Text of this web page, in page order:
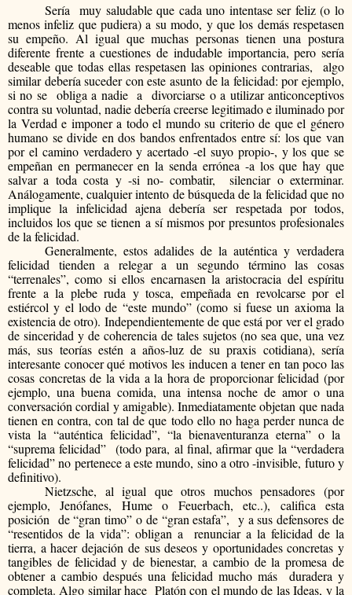
Sería
muy saludable que cada uno intentase ser feliz (o lo
menos infeliz que pudiera) a su modo, y que los demás respetasen
su empeño. Al igual que muchas personas tienen una postura
diferente frente a cuestiones de indudable importancia, pero sería
deseable que todas ellas respetasen las opiniones contrarias,
algo
similar debería suceder con este asunto de la felicidad: por ejemplo,
si no se obliga a nadie a
divorciarse o a utilizar anticonceptivos
contra su voluntad, nadie debería creerse legitimado e iluminado por
la Verdad e imponer a todo el mundo su criterio de que el género
humano se divide en dos bandos enfrentados entre sí: los que van
por el camino verdadero y acertado -el suyo propio-, y los que se
empeñan en permanecer en la senda errónea -a los que hay que
salvar a toda costa y -si no- combatir,
silenciar o exterminar.
Análogamente, cualquier intento de búsqueda de la felicidad que no
implique la infelicidad ajena debería ser respetada por todos,
incluidos los que se tienen a sí mismos por presuntos profesionales
de la felicidad.
Generalmente, estos adalides de la auténtica y verdadera
felicidad tienden a relegar a un segundo término las cosas
“terrenales”, como si ellos encarnasen la aristocracia del espíritu
frente a la plebe ruda y tosca, empeñada en revolcarse por el
estiércol y el lodo de “este mundo” (como si fuese un axioma la
existencia de otro). Independientemente de que está por ver el grado
de sinceridad y de coherencia de tales sujetos (no sea que, una vez
más, sus teorías estén a años-luz de su praxis cotidiana), sería
interesante conocer qué motivos les inducen a tener en tan poco las
cosas concretas de la vida a la hora de proporcionar felicidad (por
ejemplo, una buena comida, una intensa noche de amor o una
conversación cordial y amigable). Inmediatamente objetan que nada
tienen en contra, con tal de que todo ello no haga perder nunca de
vista la “auténtica felicidad”, “la bienaventuranza eterna” o la
“suprema felicidad” (todo para, al final, afirmar que la “verdadera
felicidad” no pertenece a este mundo, sino a otro -invisible, futuro y
definitivo).
Nietzsche, al igual que otros muchos pensadores (por
ejemplo, Jenófanes, Hume o Feuerbach, etc..), califica esta
posición de “gran timo” o de “gran estafa”, y a sus defensores de
“resentidos de la vida”: obligan a
renunciar a la felicidad de la
tierra, a hacer dejación de sus deseos y oportunidades concretas y
tangibles de felicidad y de bienestar, a cambio de la promesa de
obtener a cambio después una felicidad mucho más
duradera y
completa. Algo similar hace Platón con el mundo de las Ideas, y la